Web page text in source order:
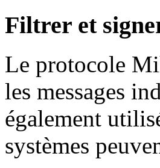
Filtrer et
Le protocole
les messages
également
systèmes